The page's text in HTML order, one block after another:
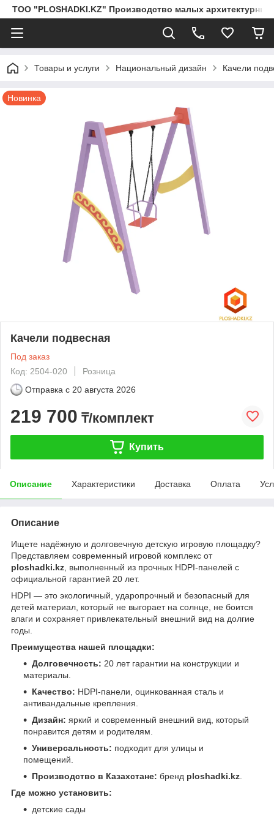
ТОО "PLOSHADKI.KZ" Производство малых
Товары и услуги Национальный дизайн Качели
Новинка
Качели подвесная
Под заказ
Код: 2504-020
Розница
Отправка с 20 августа 2026
219 700 ₸/комплект
Купить
Описание Характеристики Доставка Оплата
Описание
Ищете надёжную и долговечную детскую игровую площадку?
Представляем современный игровой комплекс от
ploshadki.kz , выполненный из прочных HDPI-панелей с
официальной гарантией 20 лет.
HDPI — это экологичный, ударопрочный и безопасный для
детей материал, который не выгорает на солнце, не боится
влаги и сохраняет привлекательный внешний вид на долгие
годы.
Преимущества нашей площадки:
Долговечность: 20 лет гарантии на конструкции и
материалы.
Качество: HDPI-панели, оцинкованная сталь и
антивандальные крепления.
Дизайн: яркий и современный внешний вид, который
понравится детям и родителям.
Универсальность: подходит для улицы и
помещений.
Производство в Казахстане: бренд ploshadki.kz
Где можно установить:
детские сады